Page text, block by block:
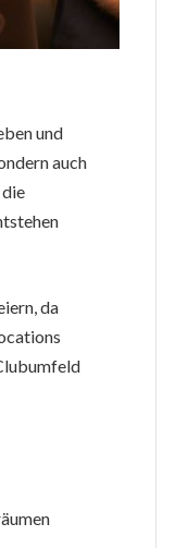
und
auch
da